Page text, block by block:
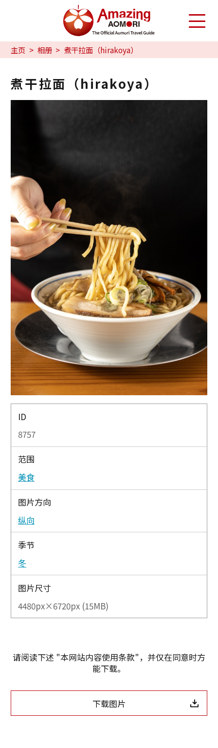
主页 相册 煮干拉面（hirakoya）
煮干拉面（hirakoya）
ID
8757
范围
美食
图片方向
纵向
季节
冬
图片尺寸
4480px×6720px (15MB)
请阅读下述 "本网站内容使用条款"，并仅在同意时方
能下载。
下载图片